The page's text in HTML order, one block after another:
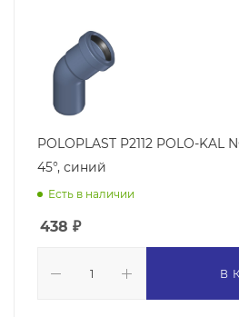
POLOPLAST P2112 POLO-KAL
45°, синий
Есть в наличии
438 ₽
В